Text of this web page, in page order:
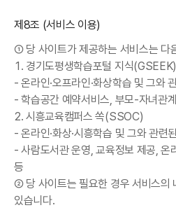
제8조 (서비스 이용)
① 당 사이트가 제공하는 서비스는 다
1. 경기도평생학습포털 지식(GSEEK)
- 온라인·오프라인·화상학습 및 그와
- 학습공간 예약서비스, 부모-자녀관
2. 시흥교육캠퍼스 쏙(SSOC)
- 온라인·화상·시흥학습 및 그와 관련
- 사람도서관 운영, 교육정보 제공, 온
등
② 당 사이트는 필요한 경우 서비스의
있습니다.